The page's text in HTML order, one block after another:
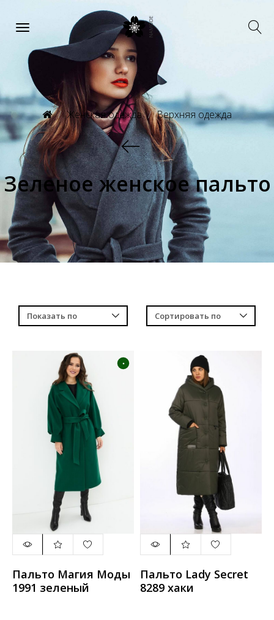
Женская одежда Верхняя одежда
Зеленое женское пальто
Пальто Магия Моды
1991 зеленый
Пальто Lady Secret
8289 хаки